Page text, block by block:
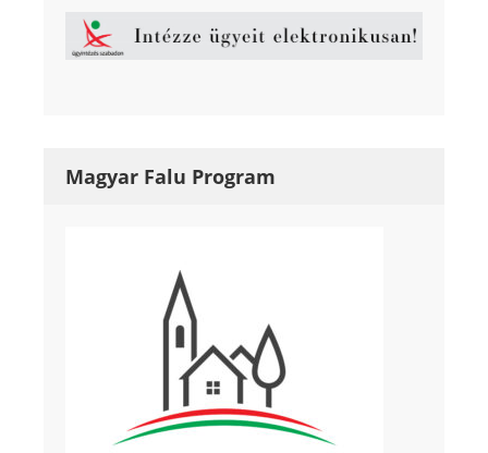
Magyar Falu Program